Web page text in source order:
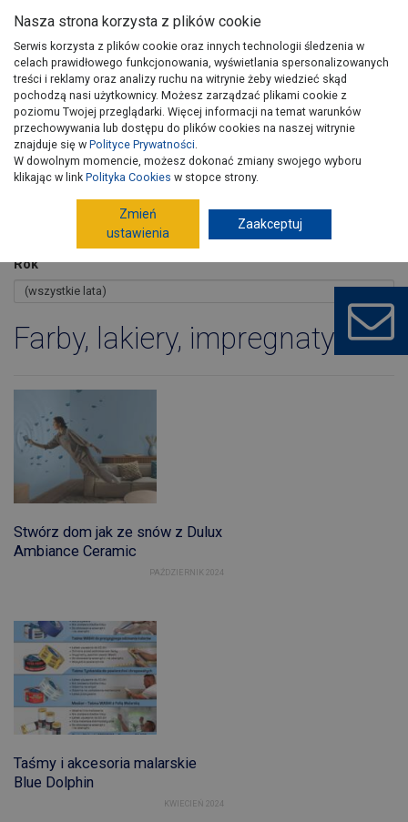
Wydania PSB Artykuły Kontakt
Rok
Farby, lakiery, impregnaty
Stwórz dom jak ze snów z Dulux
Ambiance Ceramic
PAŹDZIERNIK 2024
Taśmy i akcesoria malarskie
Blue Dolphin
KWIECIEŃ 2024
Nasza strona korzysta z plików cookie
Serwis korzysta z plików cookie oraz innych technologii śledzenia w
celach prawidłowego funkcjonowania, wyświetlania spersonalizowanych
treści i reklamy oraz analizy ruchu na witrynie żeby wiedzieć skąd
pochodzą nasi użytkownicy. Możesz zarządzać plikami cookie z
poziomu Twojej przeglądarki. Więcej informacji na temat warunków
przechowywania lub dostępu do plików cookies na naszej witrynie
znajduje się w Polityce Prywatności.
W dowolnym momencie, możesz dokonać zmiany swojego wyboru
klikając w link Polityka Cookies w stopce strony.
Zmień
ustawienia
Zaakceptuj